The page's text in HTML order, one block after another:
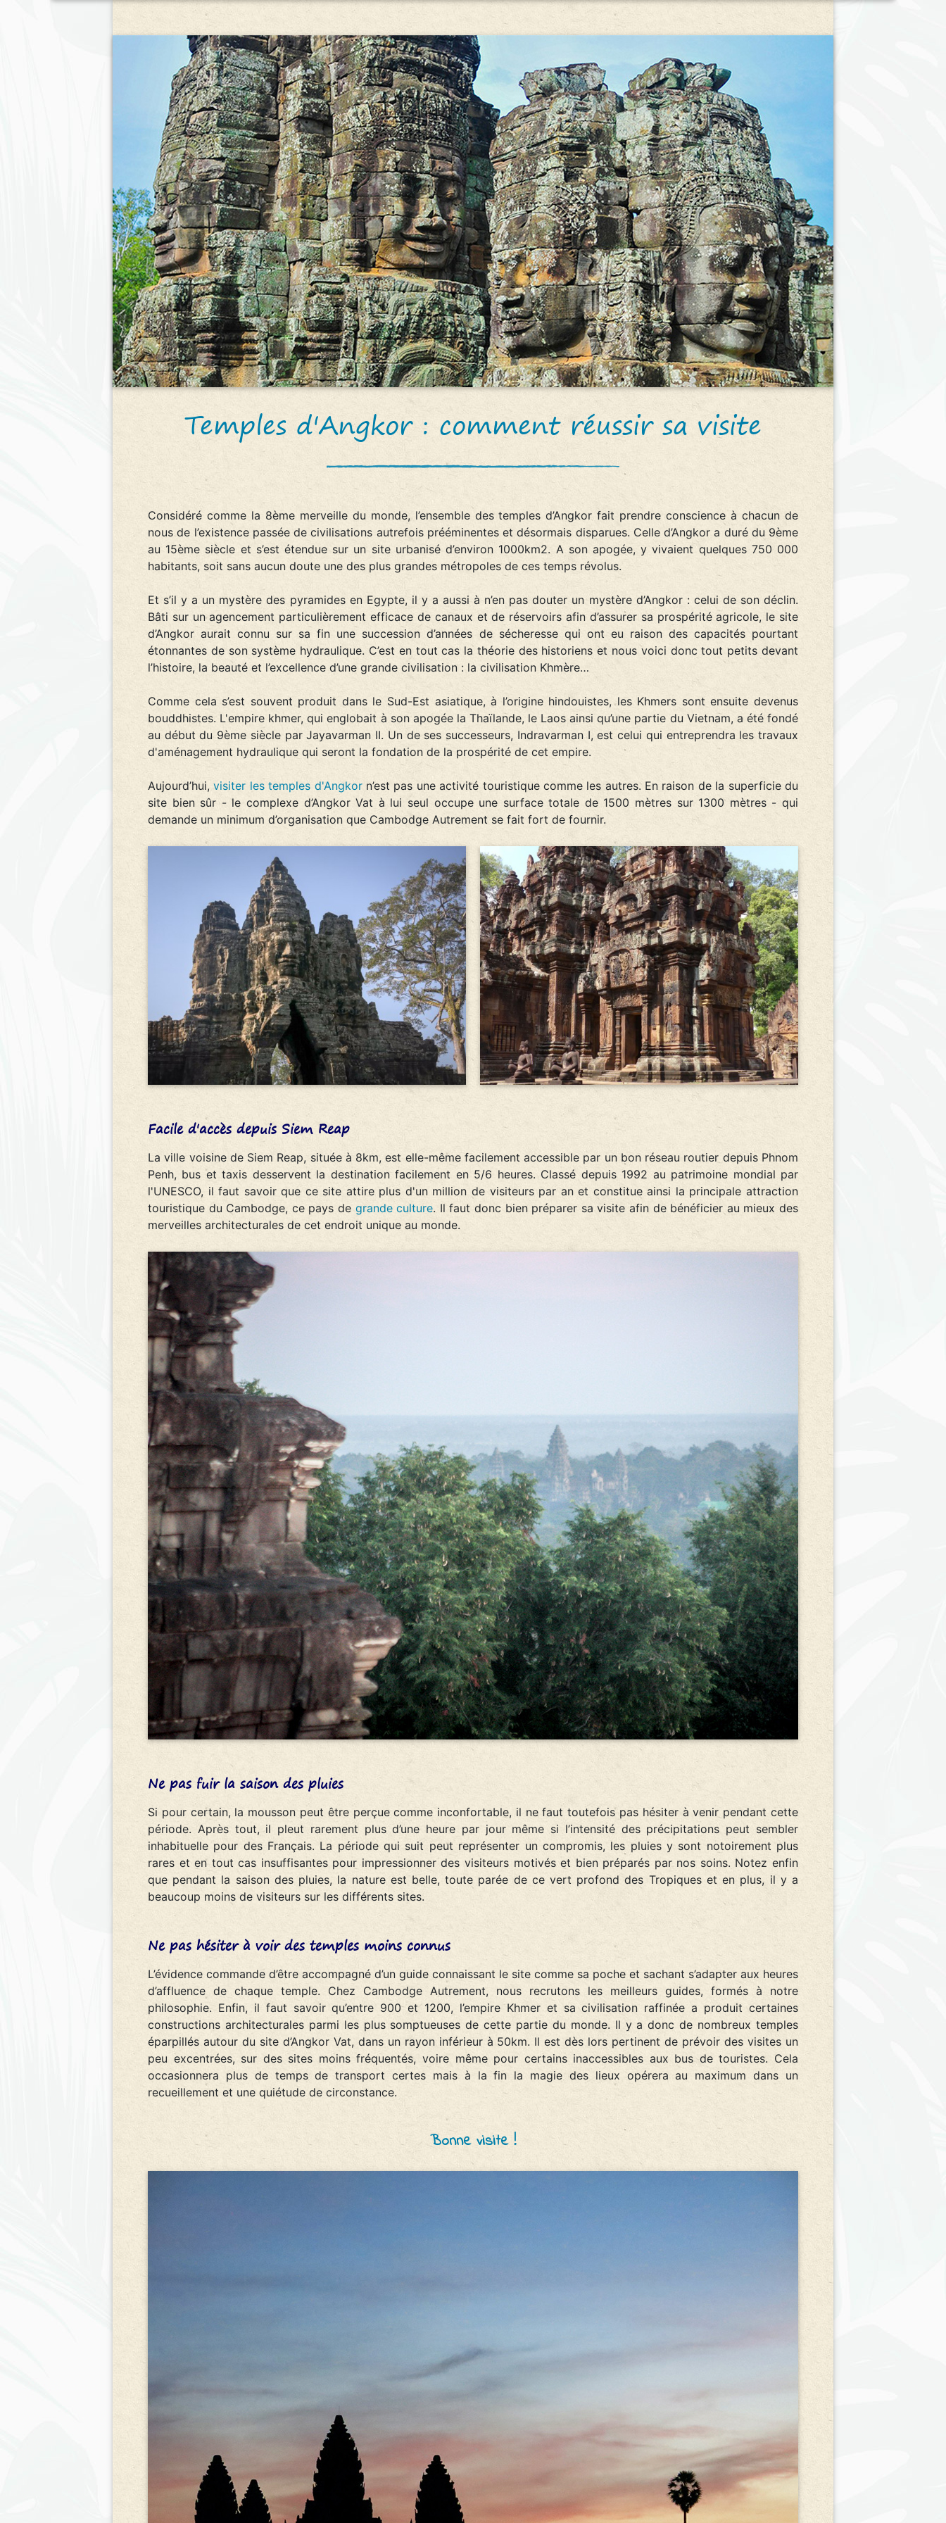
Temples d'Angkor : comment réussir sa visite
Considéré comme la 8ème merveille du monde, l’ensemble des temples d’Angkor fait prendre conscience à chacun de
nous de l’existence passée de civilisations autrefois prééminentes et désormais disparues. Celle d’Angkor a duré du 9ème
au 15ème siècle et s’est étendue sur un site urbanisé d’environ 1000km2. A son apogée, y vivaient quelques 750 000
habitants, soit sans aucun doute une des plus grandes métropoles de ces temps révolus.
Et s’il y a un mystère des pyramides en Egypte, il y a aussi à n’en pas douter un mystère d’Angkor : celui de son déclin.
Bâti sur un agencement particulièrement efficace de canaux et de réservoirs afin d’assurer sa prospérité agricole, le site
d’Angkor aurait connu sur sa fin une succession d’années de sécheresse qui ont eu raison des capacités pourtant
étonnantes de son système hydraulique. C’est en tout cas la théorie des historiens et nous voici donc tout petits devant
l’histoire, la beauté et l’excellence d’une grande civilisation : la civilisation Khmère…
Comme cela s’est souvent produit dans le Sud-Est asiatique, à l’origine hindouistes, les Khmers sont ensuite devenus
bouddhistes. L'empire khmer, qui englobait à son apogée la Thaïlande, le Laos ainsi qu’une partie du Vietnam, a été fondé
au début du 9ème siècle par Jayavarman II. Un de ses successeurs, Indravarman I, est celui qui entreprendra les travaux
d'aménagement hydraulique qui seront la fondation de la prospérité de cet empire.
Aujourd’hui,visiter les temples d'Angkorn’est pas une activité touristique comme les autres. En raison de la superficie du
site bien sûr - le complexe d’Angkor Vat à lui seul occupe une surface totale de 1500 mètres sur 1300 mètres - qui
demande un minimum d’organisation que Cambodge Autrement se fait fort de fournir.
Facile d'accès depuis Siem Reap
La ville voisine de Siem Reap, située à 8km, est elle-même facilement accessible par un bon réseau routier depuis Phnom
Penh, bus et taxis desservent la destination facilement en 5/6 heures. Classé depuis 1992 au patrimoine mondial par
l'UNESCO, il faut savoir que ce site attire plus d'un million de visiteurs par an et constitue ainsi la principale attraction
touristique du Cambodge, ce pays de grande culture. Il faut donc bien préparer sa visite afin de bénéficier au mieux des
merveilles architecturales de cet endroit unique au monde.
Ne pas fuir la saison des pluies
Si pour certain, la mousson peut être perçue comme inconfortable, il ne faut toutefois pas hésiter à venir pendant cette
période. Après tout, il pleut rarement plus d’une heure par jour même si l’intensité des précipitations peut sembler
inhabituelle pour des Français. La période qui suit peut représenter un compromis, les pluies y sont notoirement plus
rares et en tout cas insuffisantes pour impressionner des visiteurs motivés et bien préparés par nos soins. Notez enfin
que pendant la saison des pluies, la nature est belle, toute parée de ce vert profond des Tropiques et en plus, il y a
beaucoup moins de visiteurs sur les différents sites.
Ne pas hésiter à voir des temples moins connus
L’évidence commande d’être accompagné d’un guide connaissant le site comme sa poche et sachant s’adapter aux heures
d’affluence de chaque temple. Chez Cambodge Autrement, nous recrutons les meilleurs guides, formés à notre
philosophie. Enfin, il faut savoir qu’entre 900 et 1200, l’empire Khmer et sa civilisation raffinée a produit certaines
constructions architecturales parmi les plus somptueuses de cette partie du monde. Il y a donc de nombreux temples
éparpillés autour du site d’Angkor Vat, dans un rayon inférieur à 50km. Il est dès lors pertinent de prévoir des visites un
peu excentrées, sur des sites moins fréquentés, voire même pour certains inaccessibles aux bus de touristes. Cela
occasionnera plus de temps de transport certes mais à la fin la magie des lieux opérera au maximum dans un
recueillement et une quiétude de circonstance.
Bonne visite !